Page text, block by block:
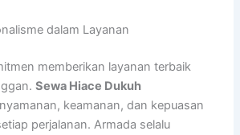
dalam Layanan
memberikan layanan terbaik
Sewa Hiace Dukuh
keamanan, dan kepuasan
perjalanan. Armada selalu